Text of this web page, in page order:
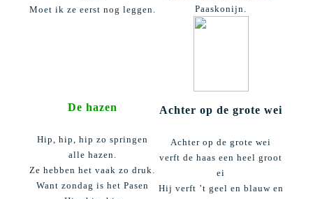
Moet ik ze eerst nog leggen.
Paaskonijn.
De hazen
Hip, hip, hip zo springen
alle hazen.
Ze hebben het vaak zo druk.
Want zondag is het Pasen
Achter op de grote wei
Achter op de grote wei
verft de haas een heel groot
ei
Hij verft ’t geel en blauw en